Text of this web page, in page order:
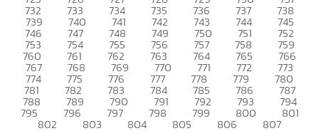
732 733 734 735 736 737 738
739 740 741 742 743 744 745
746 747 748 749 750 751 752
753 754 755 756 757 758 759
760 761 762 763 764 765 766
767 768 769 770 771 772 773
774 775 776 777 778 779 780
781 782 783 784 785 786 787
788 789 790 791 792 793 794
795 796 797 798 799 800 801
802 803 804 805 806 807